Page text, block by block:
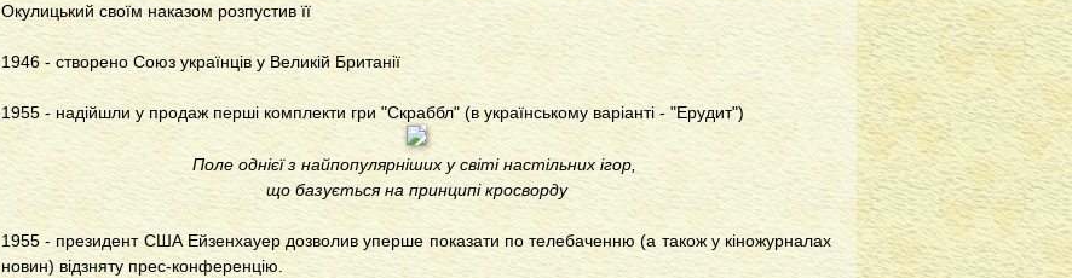
Окулицький своїм наказом розпустив її
1946 - створено Союз українців у Великій Британії
1955 - надійшли у продаж перші комплекти гри "Скраббл" (в українському варіанті - "Ерудит")
Поле однієї з найпопулярніших у світі настільних ігор,
що базується на принципі кросворду
1955 - президент США Ейзенхауер дозволив уперше показати по телебаченню (а також у кіножурналах
новин) відзняту прес-конференцію.